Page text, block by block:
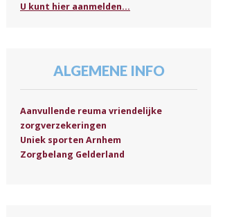
U kunt hier aanmelden...
ALGEMENE INFO
Aanvullende reuma vriendelijke
zorgverzekeringen
Uniek sporten Arnhem
Zorgbelang Gelderland